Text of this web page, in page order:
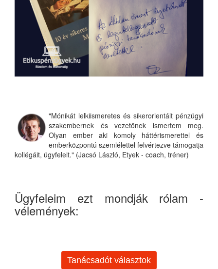
"Mónikát lelkiismeretes és sikerorientált pénzügyi
szakembernek és vezetőnek ismertem meg.
Olyan ember aki komoly háttérismerettel és
emberközpontú szemlélettel felvértezve támogatja
kollégáit, ügyfeleit." (Jacsó László, Etyek - coach, tréner)
Ügyfeleim ezt mondják rólam -
vélemények:
Tanácsadót választok